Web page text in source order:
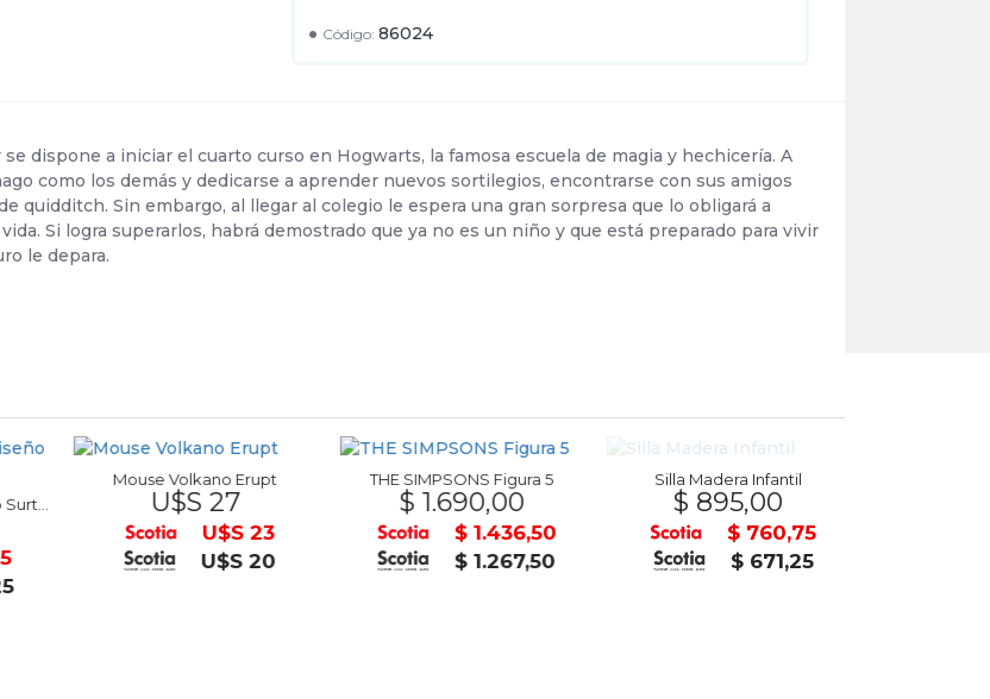
Código: 86024
dispone a iniciar el cuarto curso en Hogwarts, la famosa escuela de magia y hechicería. A
como los demás y dedicarse a aprender nuevos sortilegios, encontrarse con sus amigos
quidditch. Sin embargo, al llegar al colegio le espera una gran sorpresa que lo obligará a
Si logra superarlos, habrá demostrado que ya no es un niño y que está preparado para vivir
le depara.
Reloj Silicona Led Diseño Surtidos
Mouse Volkano Erupt
U$S 27
U$S 23
U$S 20
THE SIMPSONS Figura 5
$ 1.690,00
$ 1.436,50
$ 1.267,50
Silla Madera Infantil
$ 895,00
$ 760,75
$ 671,25